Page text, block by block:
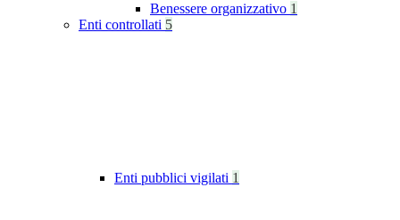
Benessere organizzativo 1
Enti controllati 5
Enti pubblici vigilati 1